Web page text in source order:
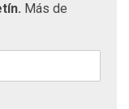
Más de